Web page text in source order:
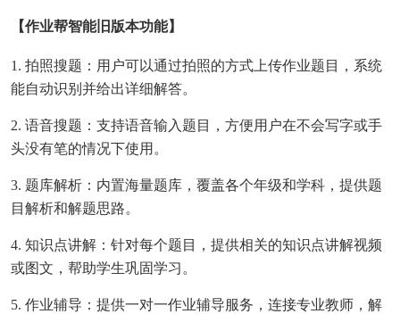
【作业帮智能旧版本功能】
1. 拍照搜题：用户可以通过拍照的方式上传作业题目，系统
能自动识别并给出详细解答。
2. 语音搜题：支持语音输入题目，方便用户在不会写字或手
头没有笔的情况下使用。
3. 题库解析：内置海量题库，覆盖各个年级和学科，提供题
目解析和解题思路。
4. 知识点讲解：针对每个题目，提供相关的知识点讲解视频
或图文，帮助学生巩固学习。
5. 作业辅导：提供一对一作业辅导服务，连接专业教师，解